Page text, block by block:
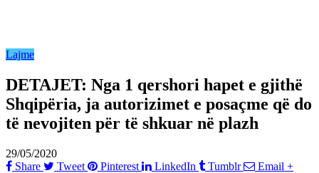
Lajme
DETAJET: Nga 1 qershori hapet e gjithë
Shqipëria, ja autorizimet e posaçme që do
të nevojiten për të shkuar në plazh
29/05/2020
Share
Tweet Pinterest LinkedIn Tumblr Email +